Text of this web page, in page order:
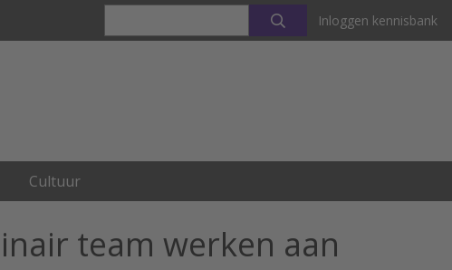
Inloggen kennisbank
Cultuur
team werken aan